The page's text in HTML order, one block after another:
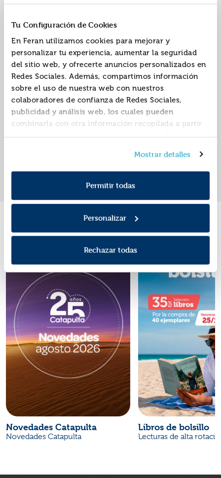
Tu Configuración de Cookies
En Feran utilizamos cookies para mejorar y
personalizar tu experiencia, aumentar la seguridad
del sitio web, y ofrecerte anuncios personalizados en
Redes Sociales. Además, compartimos información
sobre el uso de nuestra web con nuestros
colaboradores de confianza de Redes Sociales,
publicidad y análisis web, los cuales pueden
combinarla con otra información recopilada a partir
del uso que hayas hecho de sus servicios. Recuerda
consentimiento en cualquier momento. Para más
información consulta laPolítica de Cookiesy la
Política de Privacidad.
Mostrar detalles
Permitir todas
Personalizar
Rechazar todas
El gran león de dios
ISBN:9788496748606
Editorial:Maeva
Autor:Caldwell, Taylor
Médico de cuerpos y
almas
ISBN:9788427032026
Editorial:Booket
Autor:Caldwell, Taylor
« 1 »
Promociones
Novedades Catapulta
Novedades Catapulta
Libros de bolsillo
Lecturas de alta